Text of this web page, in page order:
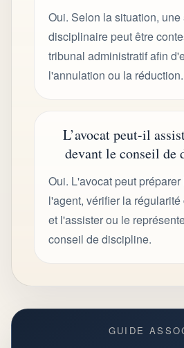
Oui. Selon la situation, une
disciplinaire peut être
tribunal administratif afin
l'annulation ou la réduction.
L’avocat peut-il
devant le conseil de
Oui. L'avocat peut
l'agent, vérifier la
et l'assister ou le
conseil de discipline.
GUIDE